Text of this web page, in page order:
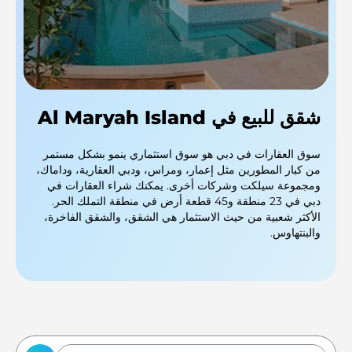
شقق للبيع في Al Maryah Island
سوق العقارات في دبي هو سوق استثماري ينمو بشكل مستمر
من كبار المطورين مثل إعمار، ومراس، ودبي العقارية، وداماك،
ومجموعة سيلكت وشركات أخرى. يمكنك شراء العقارات في
دبي في 23 منطقة و45 قطعة أرض في منطقة التملك الحر.
الأكثر شعبية من حيث الاستثمار هي الشقق، والشقق الفاخرة،
والبنتهاوس.